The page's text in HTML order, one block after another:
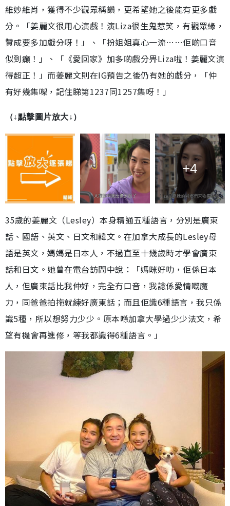
維妙維肖，獲得不少觀眾稱讚，更希望她之後能有更多戲
分。「姜麗文很用心演戲！演Liza很生鬼惹笑，有觀眾緣，
贊成要多加戲分呀！」、「扮姐姐真心一流……佢啲口音
似到癲！」、「《愛回家》加多啲戲分畀Liza啦！姜麗文演
得超正！」而姜麗文則在IG預告之後仍有她的戲分，「仲
有好幾集㗎，記住睇第1237同1257集呀！」
（↓點擊圖片放大↓）
+4
35歲的姜麗文（Lesley）本身精通五種語言，分別是廣東
話、國語、英文、日文和韓文。在加拿大成長的Lesley母
語是英文，媽媽是日本人，不過直至十幾歲時才學會廣東
話和日文。她曾在電台訪問中說：「媽咪好叻，佢係日本
人，但廣東話比我仲好，完全冇口音，我諗係愛情嘅魔
力，同爸爸拍拖就練好廣東話；而且佢識6種語言，我只係
識5種，所以想努力少少。原本喺加拿大學過少少法文，希
望有機會再進修，等我都識得6種語言。」